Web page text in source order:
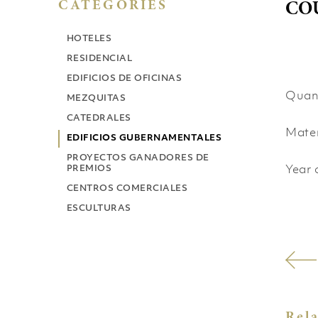
CATEGORIES
HOTELES
RESIDENCIAL
EDIFICIOS DE OFICINAS
MEZQUITAS
CATEDRALES
EDIFICIOS GUBERNAMENTALES
PROYECTOS GANADORES DE
PREMIOS
CENTROS COMERCIALES
ESCULTURAS
Year